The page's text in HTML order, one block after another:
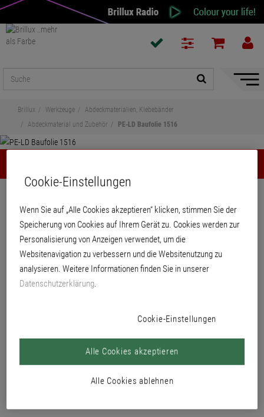
Brillux Werkzeuge
Abdeckmaterialien, Klebebänder
Abdeckmaterial und Zubehör
PE-LD Baufolie 1516
PE-LD Baufolie 1516
Besonders für außenseitige Abdeckungen von Fenster- und Türöffnungen bei
der Fassadenreinigung und -beschichtung.
Cookie-Einstellungen
Wenn Sie auf „Alle Cookies akzeptieren“ klicken, stimmen Sie der
Speicherung von Cookies auf Ihrem Gerät zu. Cookies werden zur
Personalisierung von Anzeigen verwendet, um die
Websitenavigation zu verbessern und die Websitenutzung zu
analysieren. Weitere Informationen finden Sie in unserer
Datenschutzerklärung.
Cookie-Einstellungen
Alle Cookies ablehnen
Alle Cookies akzeptieren